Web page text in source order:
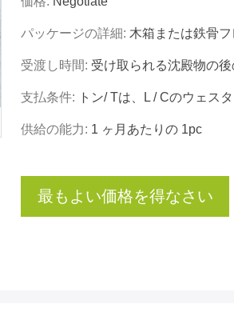
パッケージの詳細: 木箱または鉄骨フ
受渡し時間: 受け取られる沈殿物の後
支払条件: トン/ Tは、L / Cのウェス
供給の能力: 1 ヶ月あたりの 1pc
最もよい価格を得なさい